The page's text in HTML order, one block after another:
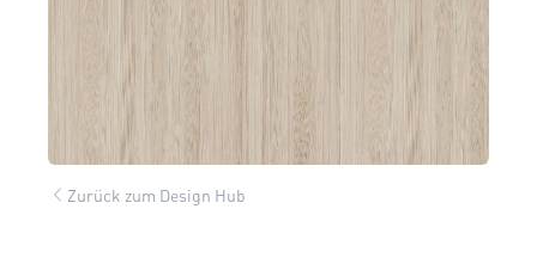
Zurück zum Design Hub